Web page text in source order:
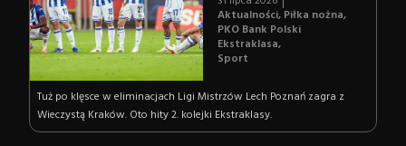
Aktualności, Piłka nożna,
PKO Bank Polski
Ekstraklasa,
Sport
Tuż po klęsce w eliminacjach Ligi Mistrzów Lech Poznań zagra z
Wieczystą Kraków. Oto hity 2. kolejki Ekstraklasy.